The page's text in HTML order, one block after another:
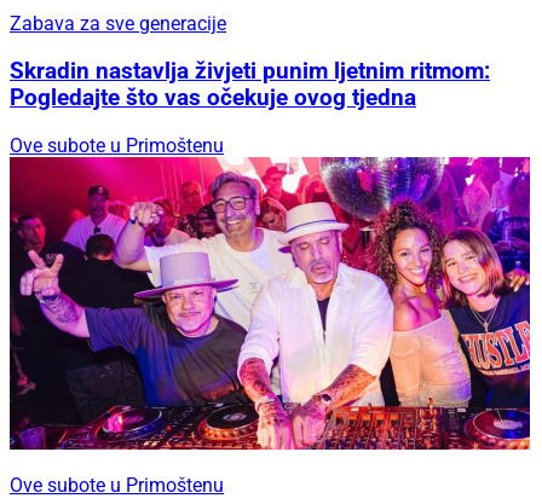
Zabava za sve generacije
Skradin nastavlja živjeti punim ljetnim ritmom:
Pogledajte što vas očekuje ovog tjedna
Ove subote u Primoštenu
Ove subote u Primoštenu